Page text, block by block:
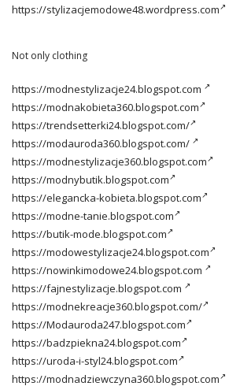
https://stylizacjemodowe48.wordpress.com
Not only clothing
https://modnestylizacje24.blogspot.com
https://modnakobieta360.blogspot.com
https://trendsetterki24.blogspot.com/
https://modauroda360.blogspot.com/
https://modnestylizacje360.blogspot.com
https://modnybutik.blogspot.com
https://elegancka-kobieta.blogspot.com
https://modne-tanie.blogspot.com
https://butik-mode.blogspot.com
https://modowestylizacje24.blogspot.com
https://nowinkimodowe24.blogspot.com
https://fajnestylizacje.blogspot.com
https://modnekreacje360.blogspot.com/
https://Modauroda247.blogspot.com
https://badzpiekna24.blogspot.com
https://uroda-i-styl24.blogspot.com
https://modnadziewczyna360.blogspot.com